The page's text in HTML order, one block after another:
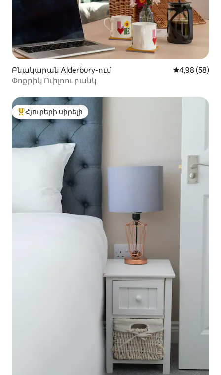
Բնակարան Alderbury-ում Միջին
4,98 (58)
Փոքրիկ Ուիլոու բանկ
Հյուրերի սիրելի լավագույն տները
Հյուրերի սիրելի